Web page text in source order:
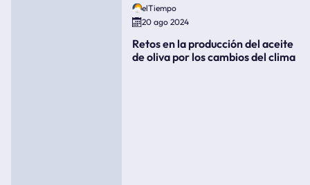
elTiempo
20 ago 2024
Retos en la producción del aceite
de oliva por los cambios del clima